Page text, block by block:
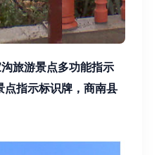
旅游景点多功能指示
点指示标识牌，商南县